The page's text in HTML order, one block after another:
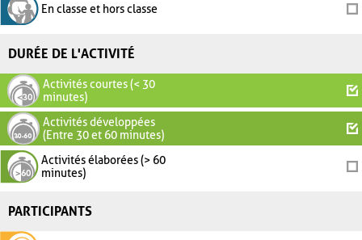
En classe et hors classe
DURÉE DE L'ACTIVITÉ
Activités courtes (< 30
minutes)
Activités développées
(Entre 30 et 60 minutes)
Activités élaborées (> 60
minutes)
PARTICIPANTS